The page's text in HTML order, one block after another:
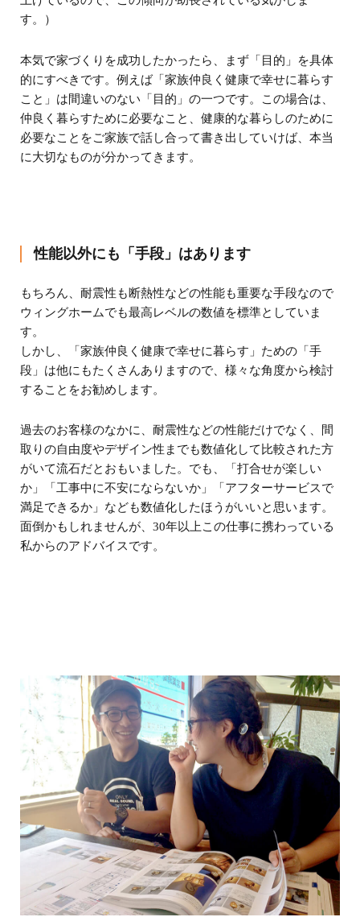
す。）
本気で家づくりを成功したかったら、まず「目的」を具体
的にすべきです。例えば「家族仲良く健康で幸せに暮らす
こと」は間違いのない「目的」の一つです。この場合は、
仲良く暮らすために必要なこと、健康的な暮らしのために
必要なことをご家族で話し合って書き出していけば、本当
に大切なものが分かってきます。
性能以外にも「手段」はあります
もちろん、耐震性も断熱性などの性能も重要な手段なので
ウィングホームでも最高レベルの数値を標準としていま
す。
しかし、「家族仲良く健康で幸せに暮らす」ための「手
段」は他にもたくさんありますので、様々な角度から検討
することをお勧めします。
過去のお客様のなかに、耐震性などの性能だけでなく、間
取りの自由度やデザイン性までも数値化して比較された方
がいて流石だとおもいました。でも、「打合せが楽しい
か」「工事中に不安にならないか」「アフターサービスで
満足できるか」なども数値化したほうがいいと思います。
面倒かもしれませんが、30年以上この仕事に携わっている
私からのアドバイスです。